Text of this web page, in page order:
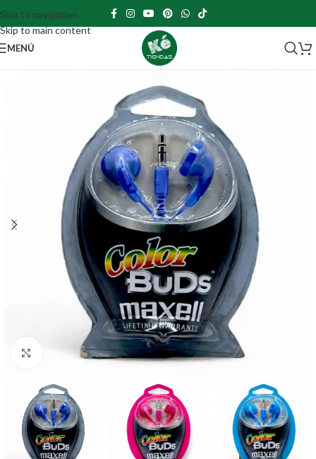
Skip to navigation
Skip to main content
MENÚ
Haz clic para ampliar